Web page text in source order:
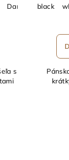
Dark Navy dark
s
black